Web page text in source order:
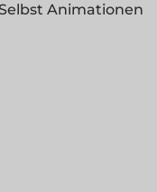
Animationen